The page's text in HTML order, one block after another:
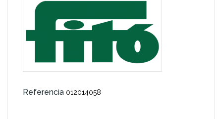
Referencia 012014058